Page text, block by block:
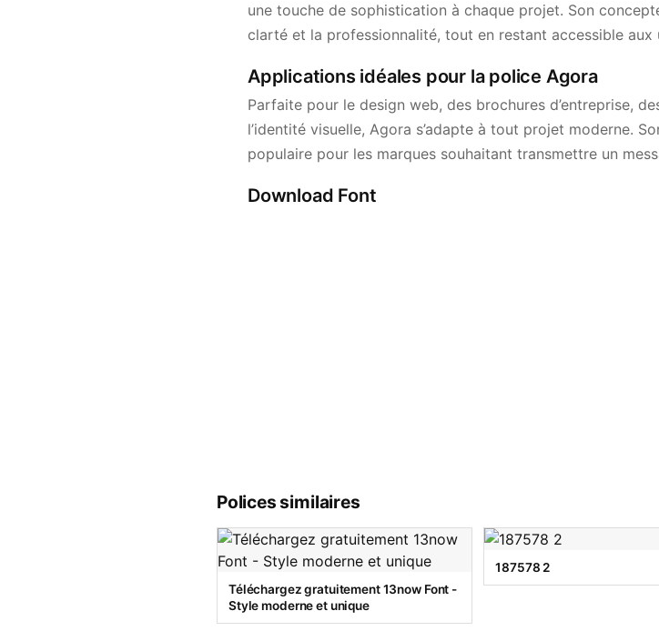
une touche de sophistication à chaque projet. Son
clarté et la professionnalité, tout en restant accessible aux
Applications idéales pour la police Agora
Parfaite pour le design web, des brochures d’entreprise,
l’identité visuelle, Agora s’adapte à tout projet moderne.
populaire pour les marques souhaitant transmettre un
Download Font
Polices similaires
Téléchargez gratuitement 13now Font -
Style moderne et unique
187578 2